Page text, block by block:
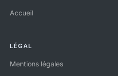
Accueil
LÉGAL
Mentions légales